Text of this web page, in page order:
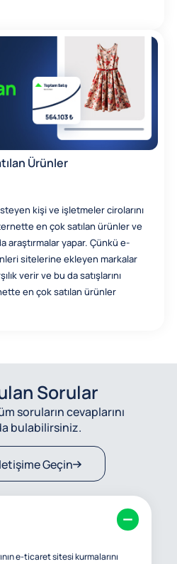
Ürünler
kişi ve işletmeler cirolarını
en çok satılan ürünler ve
araştırmalar yapar. Çünkü e-
sitelerine ekleyen markalar
verir ve bu da satışlarını
en çok satılan ürünler
Sorular
soruların cevaplarını
bulabilirsiniz.
Geçin
e-ticaret sitesi kurmalarını